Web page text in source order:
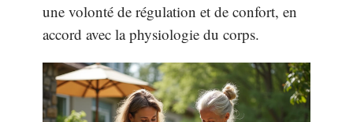
une volonté de régulation et de confort, en
accord avec la physiologie du corps.